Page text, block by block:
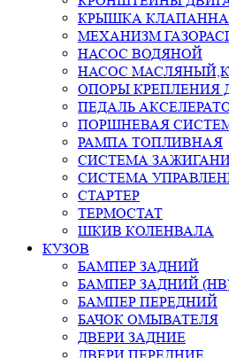
КРЫШКА
МЕХАНИЗМ
НАСОС ВОДЯНОЙ
НАСОС
ОПОРЫ КРЕПЛЕНИЯ
ПЕДАЛЬ
ПОРШНЕВАЯ
РАМПА ТОПЛИВНАЯ
СИСТЕМА
СИСТЕМА
СТАРТЕР
ТЕРМОСТАТ
ШКИВ КОЛЕНВАЛА
КУЗОВ
БАМПЕР ЗАДНИЙ
БАМПЕР ЗАДНИЙ
БАМПЕР ПЕРЕДНИЙ
БАЧОК ОМЫВАТЕЛЯ
ДВЕРИ ЗАДНИЕ